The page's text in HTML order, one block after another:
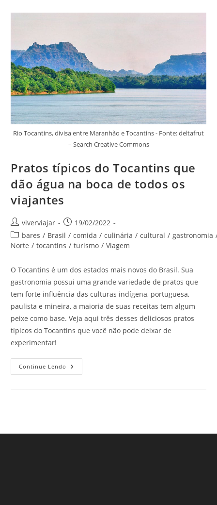
Rio Tocantins, divisa entre Maranhão e Tocantins - Fonte: deltafrut
– Search Creative Commons
Pratos típicos do Tocantins que
dão água na boca de todos os
viajantes
Autor
do
post:
viverviajar
Post
publicado:
19/02/2022
Categoria
do
bares / Brasil / comida / culinária / cultural / gastronomia
Norte / tocantins / turismo / Viagem
O Tocantins é um dos estados mais novos do Brasil. Sua
gastronomia possui uma grande variedade de pratos que
tem forte influência das culturas indígena, portuguesa,
paulista e mineira, a maioria de suas receitas tem algum
peixe como base. Veja aqui três desses deliciosos pratos
típicos do Tocantins que você não pode deixar de
experimentar!
Continue Lendo Pratos
Típicos
Todos